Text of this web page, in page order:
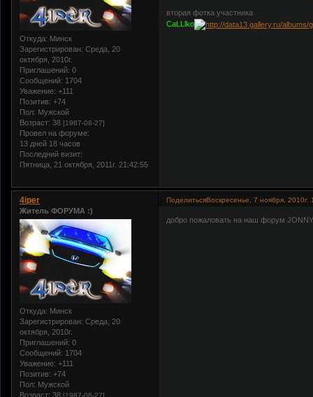
Откуда: Минск
Зарегистрирован: Среда, 20
октября, 2010г.
Приглашений: 0
Сообщений: 1704
Уважение: +111
Позитив: +74
Пол: Мужской
Возраст: 38 [1987-08-27]
Провел на форуме:
13 дней 18 часов
Последний визит:
Пятница, 21 октября, 2011г. 21:42:55
вторая фотка участника
CaLLlko
ПоделитьсяВоскресенье, 7 ноября, 2010г.
4iper
Житель ФОРУМА :)
Откуда: Минск
Зарегистрирован: Среда, 20
октября, 2010г.
Приглашений: 0
Сообщений: 1704
Уважение: +111
Позитив: +74
Пол: Мужской
Возраст: 38 [1987-08-27]
добро пожаловать на наш форум